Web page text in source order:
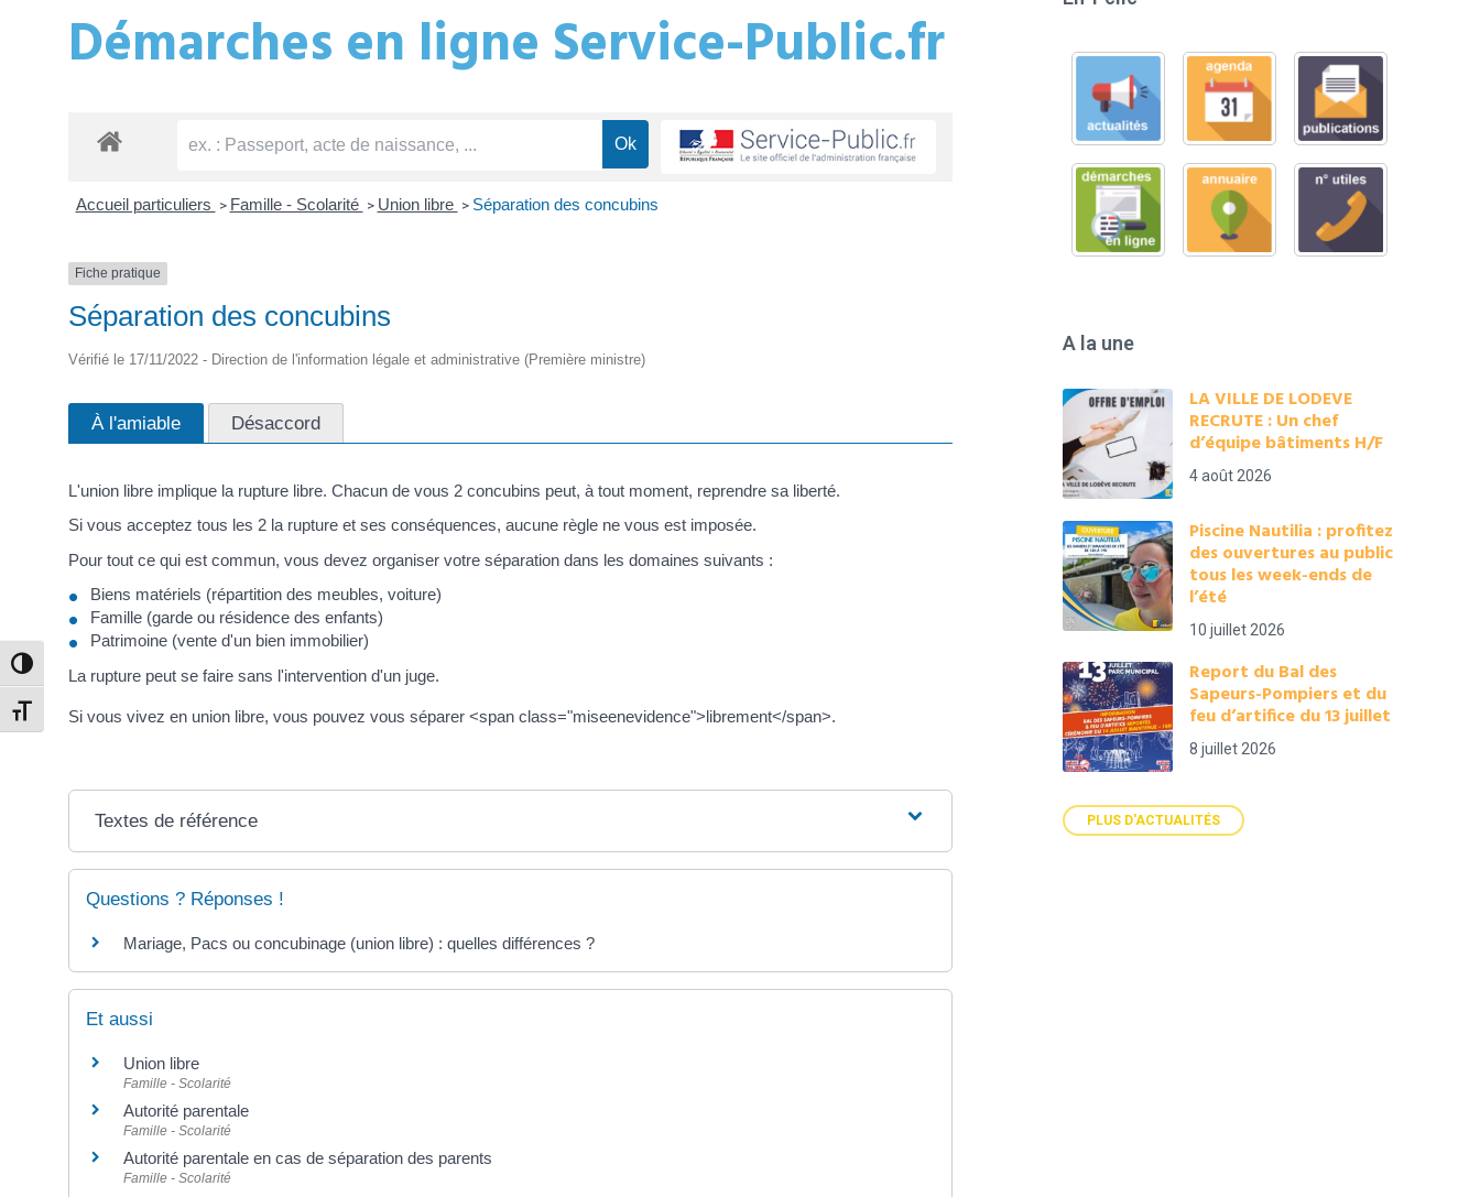
Passer en contraste élevé
Changer la taille de la police
Démarches en ligne Service-Public.fr
Accueil particuliers > Famille - Scolarité > Union libre > Séparation des concubins
Fiche pratique
Séparation des concubins
Vérifié le 17/11/2022 - Direction de l'information légale et administrative (Première ministre)
À l'amiable Désaccord
L'union libre implique la rupture libre. Chacun de vous 2 concubins peut, à tout moment, reprendre sa liberté.
Si vous acceptez tous les 2 la rupture et ses conséquences, aucune règle ne vous est imposée.
Pour tout ce qui est commun, vous devez organiser votre séparation dans les domaines suivants :
Biens matériels (répartition des meubles, voiture)
Famille (garde ou résidence des enfants)
Patrimoine (vente d'un bien immobilier)
La rupture peut se faire sans l'intervention d'un juge.
Si vous vivez en union libre, vous pouvez vous séparer <span class="miseenevidence">librement</span>.
Textes de référence
Questions ? Réponses !
Mariage, Pacs ou concubinage (union libre) : quelles différences ?
Et aussi
Union libre
Famille - Scolarité
Autorité parentale
Famille - Scolarité
Autorité parentale en cas de séparation des parents
Famille - Scolarité
A la une
LA VILLE DE LODEVE
RECRUTE : Un chef
d’équipe bâtiments H/F
4 août 2026
Piscine Nautilia : profitez
des ouvertures au public
tous les week-ends de
l’été
10 juillet 2026
Report du Bal des
Sapeurs-Pompiers et du
feu d’artifice du 13 juillet
8 juillet 2026
PLUS D'ACTUALITÉS